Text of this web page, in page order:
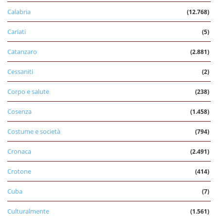
Calabria (12.768)
Cariati (5)
Catanzaro (2.881)
Cessaniti (2)
Corpo e salute (238)
Cosenza (1.458)
Costume e società (794)
Cronaca (2.491)
Crotone (414)
Cuba (7)
Culturalmente (1.561)